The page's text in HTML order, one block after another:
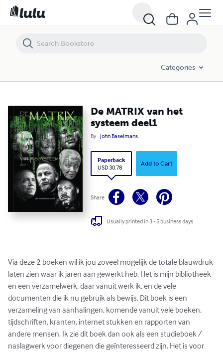
Categories
De MATRIX van het
systeem deel1
By John Baselmans
Paperback
USD 30.78
Add to Cart
Share
Usually printed in 3 - 5 business days
Via deze 2 boeken wil ik jou zoveel mogelijk de totale blauwdruk
laten zien waar ik jaren aan gewerkt heb. Het is mijn bibliotheek
en een verzamelwerk, daar vanuit werk ik, en de vele
documenten die ik nu gebruik als bewijs. Dit boek is een
verzameling van aanhalingen, komende vanuit vele boeken,
tijdschriften, kranten, internet stukken en rapporten van
andere mensen. Ik zie dit boek dan ook als een studieboek /
naslagwerk voor diegenen die geïnteresseerd zijn. Het is voor
De MATRIX van het systeem deel1